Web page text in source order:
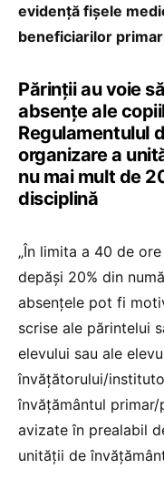
evidenţă fişele
beneficiarilor
Părinții au voie
absențe ale
RegulamentuluI
organizare a
nu mai mult de
disciplină
„În limita a 40 de
depăşi 20% din
absenţele pot fi
scrise ale părintelui
elevului sau ale
învăţătorului/
învăţământul
avizate în prealabil
unităţii de